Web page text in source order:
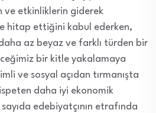
ve etkinliklerin giderek
hitap ettiğini kabul ederken,
az beyaz ve farklı türden bir
bir kitle yakalamaya
ve sosyal açıdan tırmanışta
daha iyi ekonomik
edebiyatçının etrafında